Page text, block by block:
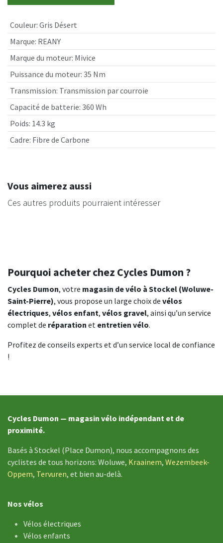
Couleur: Gris Désert
Marque: REANY
Marque du moteur: Mivice
Puissance du moteur: 35 Nm
Transmission: Transmission par courroie
Capacité de batterie: 360 Wh
Poids: 14.3 kg
Cadre: Fibre de Carbone
Vous aimerez aussi
Ces autres produits pourraient intéresser
Pourquoi acheter chez Cycles Dumon ?
Cycles Dumon, votre magasin de vélo à Stockel (Woluwe-
Saint-Pierre), vous propose un large choix de vélos
électriques, vélos enfant, vélos gravel, ainsi qu’un service
complet de réparation et entretien vélo.
Profitez de conseils experts et d’un service local de confiance
!
Cycles Dumon — magasin vélo indépendant et de
proximité.
Basés à Stockel (Place Dumon), nous accompagnons des
cyclistes de tous horizons: Woluwe, Kraainem, Wezembeek-
Oppem, Tervuren, et bien au-delà.
Nos vélos
Vélos électriques
Vélos enfants